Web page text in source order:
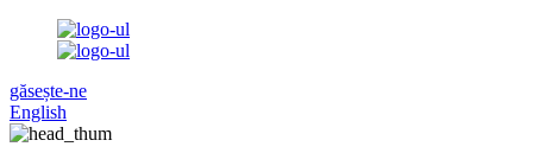
găsește-ne
English